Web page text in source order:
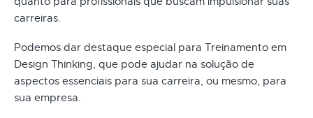
carreiras.
Podemos dar destaque especial para Treinamento em
Design Thinking, que pode ajudar na solução de
aspectos essenciais para sua carreira, ou mesmo, para
sua empresa.